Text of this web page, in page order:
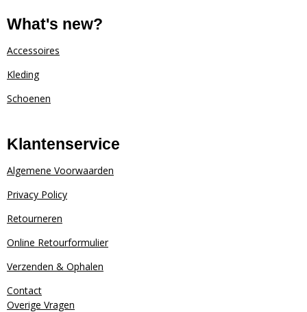
t
a
g
a
e
b
o
What's new?
Accessoires
Kleding
Schoenen
Klantenservice
Algemene Voorwaarden
Privacy Policy
Retourneren
Online Retourformulier
Verzenden & Ophalen
Contact
Overige Vragen